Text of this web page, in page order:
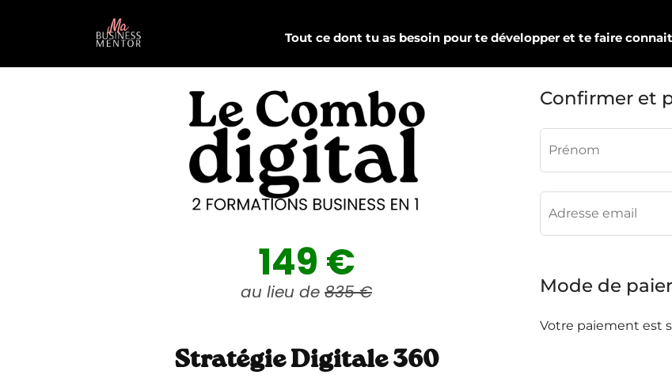
Tout ce dont tu as besoin pour te développer et te faire
149 €
au lieu de 835 €
Stratégie Digitale 360
Confirmer et
Mode de
Votre paiement est